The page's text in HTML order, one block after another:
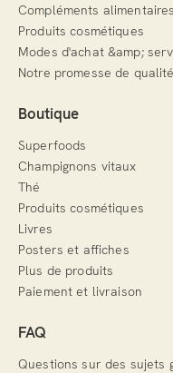
Compléments alimentaires
Produits cosmétiques
Modes d'achat &amp;
Notre promesse de qualité
Boutique
Superfoods
Champignons vitaux
Thé
Produits cosmétiques
Livres
Posters et affiches
Plus de produits
Paiement et livraison
FAQ
Questions sur des sujets